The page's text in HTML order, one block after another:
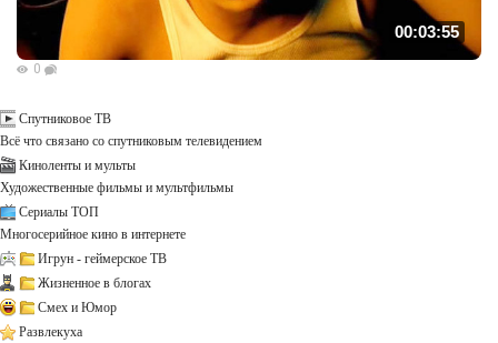
00:03:55
0
Спутниковое ТВ
Всё что связано со спутниковым телевидением
Киноленты и мульты
Художественные фильмы и мультфильмы
Сериалы ТОП
Многосерийное кино в интернете
Игрун - геймерское ТВ
Жизненное в блогах
Смех и Юмор
Развлекуха